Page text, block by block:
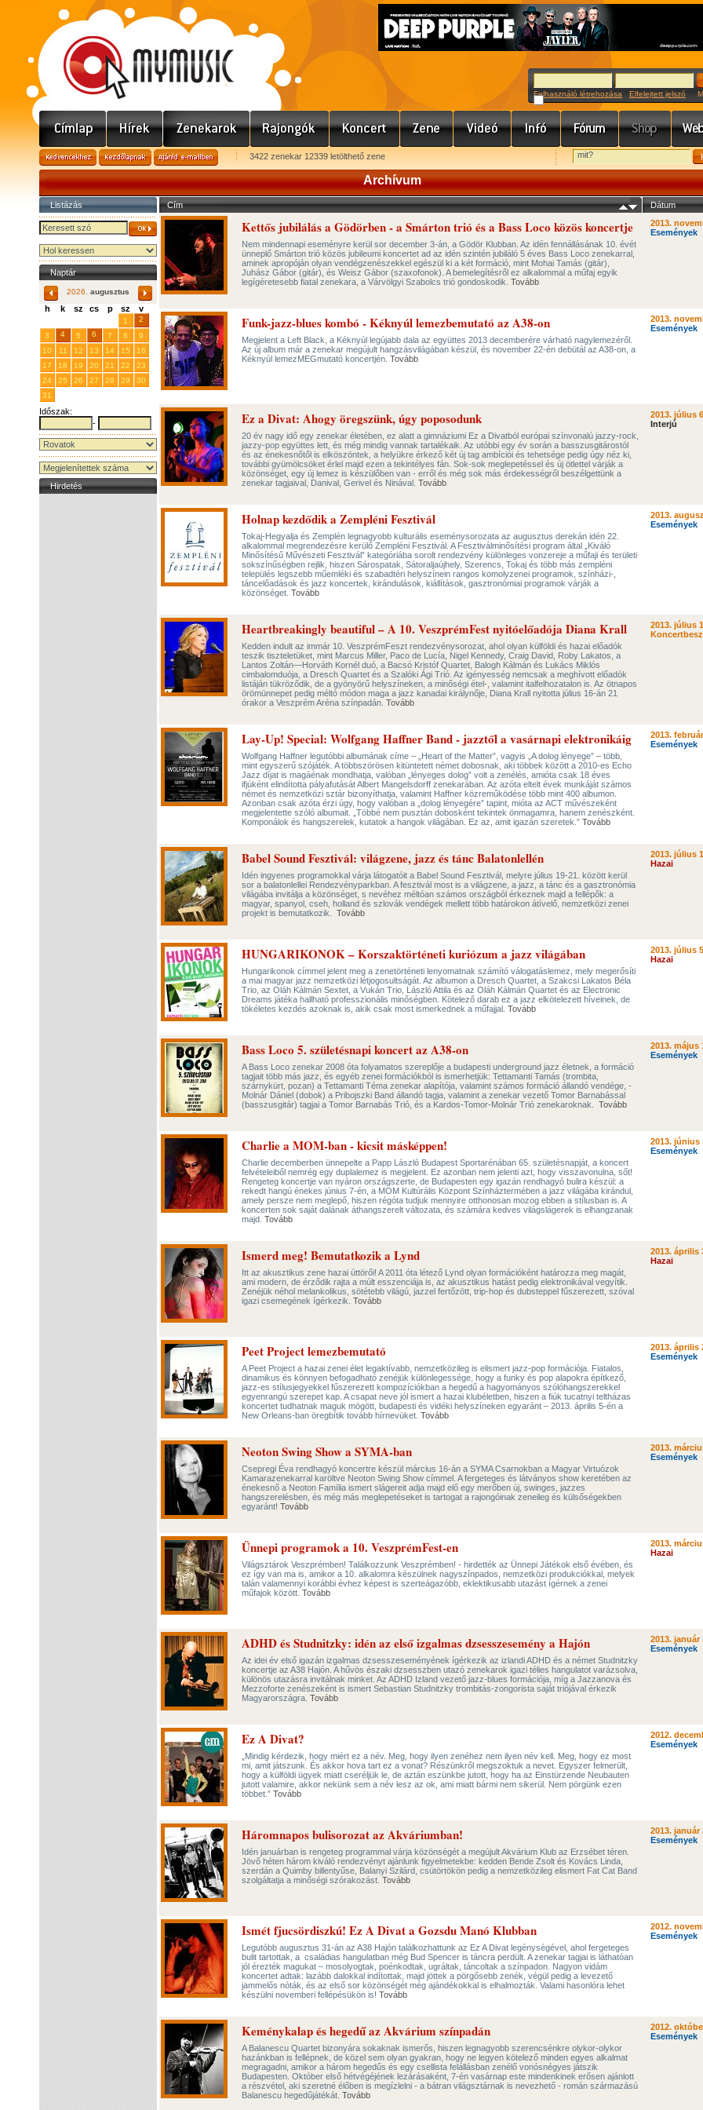
Felhasználó létrehozása Elfelejtett jelszó
3422 zenekar 12339 letölthető zene
Archívum
Listázás
Naptár
2026. augusztus
h k sz cs p sz v
1
2
3
4 5 6 7 8
9
10
11 12 13 14 15
16
17
18 19 20 21 22
23
24
25 26 27 28 29
30
31
Időszak:
-
Hirdetés
Cím Dátum
Kettős jubilálás a Gödörben - a Smárton trió és a Bass Loco közös koncertje
Nem mindennapi eseményre kerül sor december 3-án, a Gödör Klubban. Az idén fennállásának 10. évét
ünneplő Smárton trió közös jubileumi koncertet ad az idén szintén jubiláló 5 éves Bass Loco zenekarral,
aminek apropóján olyan vendégzenészekkel egészül ki a két formáció, mint Mohai Tamás (gitár),
Juhász Gábor (gitár), és Weisz Gábor (szaxofonok). A bemelegítésről ez alkalommal a műfaj egyik
legígéretesebb fiatal zenekara, a Várvölgyi Szabolcs trió gondoskodik. Tovább
2013.
Események
Funk-jazz-blues kombó - Kéknyúl lemezbemutató az A38-on
Megjelent a Left Black, a Kéknyúl legújabb dala az együttes 2013 decemberére várható nagylemezéről.
Az új album már a zenekar megújult hangzásvilágában készül, és november 22-én debütál az A38-on, a
Kéknyúl lemezMEGmutató koncertjén. Tovább
2013.
Események
Ez a Divat: Ahogy öregszünk, úgy poposodunk
20 év nagy idő egy zenekar életében, ez alatt a gimnáziumi Ez a Divatból európai színvonalú jazzy-rock,
jazzy-pop együttes lett, és még mindig vannak tartalékaik. Az utóbbi egy év során a basszusgitárostól
és az énekesnőtől is elköszöntek, a helyükre érkező két új tag ambíciói és tehetsége pedig úgy néz ki,
további gyümölcsöket érlel majd ezen a tekintélyes fán. Sok-sok meglepetéssel és új ötlettel várják a
közönséget, egy új lemez is készülőben van - erről és még sok más érdekességről beszélgettünk a
zenekar tagjaival, Danival, Gerivel és Ninával. Tovább
2013. július
Interjú
Holnap kezdődik a Zempléni Fesztivál
Tokaj-Hegyalja és Zemplén legnagyobb kulturális eseménysorozata az augusztus derekán idén 22.
alkalommal megrendezésre kerülő Zempléni Fesztivál. A Fesztiválminősítési program által „Kiváló
Minősítésű Művészeti Fesztivál” kategóriába sorolt rendezvény különleges vonzereje a műfaji és területi
sokszínűségben rejlik, hiszen Sárospatak, Sátoraljaújhely, Szerencs, Tokaj és több más zempléni
település legszebb műemléki és szabadtéri helyszínein rangos komolyzenei programok, színházi-,
táncelőadások és jazz koncertek, kirándulások, kiállítások, gasztronómiai programok várják a
közönséget. Tovább
2013.
Események
Heartbreakingly beautiful – A 10. VeszprémFest nyitóelőadója Diana Krall
Kedden indult az immár 10. VeszprémFeszt rendezvénysorozat, ahol olyan külföldi és hazai előadók
teszik tiszteletüket, mint Marcus Miller, Paco de Lucía, Nigel Kennedy, Craig David, Roby Lakatos, a
Lantos Zoltán—Horváth Kornél duó, a Bacsó Kristóf Quartet, Balogh Kálmán és Lukács Miklós
cimbalomduója, a Dresch Quartet és a Szalóki Ági Trió. Az igényesség nemcsak a meghívott előadók
listáján tükröződik, de a gyönyörű helyszíneken, a minőségi étel-, valamint italfelhozatalon is. Az ötnapos
örömünnepet pedig méltó módon maga a jazz kanadai királynője, Diana Krall nyitotta július 16-án 21
órakor a Veszprém Aréna színpadán. Tovább
2013. július
Lay-Up! Special: Wolfgang Haffner Band - jazztől a vasárnapi elektronikáig
Wolfgang Haffner legutóbbi albumának címe – „Heart of the Matter”, vagyis „A dolog lényege” – több,
mint egyszerű szójáték. A többszörösen kitüntetett német dobosnak, aki többek között a 2010-es Echo
Jazz díjat is magáénak mondhatja, valóban „lényeges dolog” volt a zenélés, amióta csak 18 éves
ifjúként elindította pályafutását Albert Mangelsdorff zenekarában. Az azóta eltelt évek munkáját számos
német és nemzetközi sztár bizonyíthatja, valamint Haffner közreműködése több mint 400 albumon.
Azonban csak azóta érzi úgy, hogy valóban a „dolog lényegére” tapint, mióta az ACT művészeként
megjelentette szóló albumait. „Többé nem pusztán dobosként tekintek önmagamra, hanem zenészként.
Komponálok és hangszerelek, kutatok a hangok világában. Ez az, amit igazán szeretek.” Tovább
2013.
Események
Babel Sound Fesztivál: világzene, jazz és tánc Balatonlellén
Idén ingyenes programokkal várja látogatóit a Babel Sound Fesztivál, melyre július 19-21. között kerül
sor a balatonlellei Rendezvényparkban. A fesztivál most is a világzene, a jazz, a tánc és a gasztronómia
világába invitálja a közönséget, s nevéhez méltóan számos országból érkeznek majd a fellépők: a
magyar, spanyol, cseh, holland és szlovák vendégek mellett több határokon átívelő, nemzetközi zenei
projekt is bemutatkozik. Tovább
2013. július
Hazai
HUNGARIKONOK – Korszaktörténeti kuriózum a jazz világában
Hungarikonok címmel jelent meg a zenetörténeti lenyomatnak számító válogatáslemez, mely megerősíti
a mai magyar jazz nemzetközi létjogosultságát. Az albumon a Dresch Quartet, a Szakcsi Lakatos Béla
Trio, az Oláh Kálmán Sextet, a Vukán Trio, László Attila és az Oláh Kálmán Quartet és az Electronic
Dreams játéka hallható professzionális minőségben. Kötelező darab ez a jazz elkötelezett híveinek, de
tökéletes kezdés azoknak is, akik csak most ismerkednek a műfajjal. Tovább
2013. július
Hazai
Bass Loco 5. születésnapi koncert az A38-on
A Bass Loco zenekar 2008 óta folyamatos szereplője a budapesti underground jazz életnek, a formáció
tagjait több más jazz, és egyéb zenei formációkból is ismerhetjük: Tettamanti Tamás (trombita,
szárnykürt, pozan) a Tettamanti Téma zenekar alapítója, valamint számos formáció állandó vendége, -
Molnár Dániel (dobok) a Pribojszki Band állandó tagja, valamint a zenekar vezető Tomor Barnabással
(basszusgitár) tagjai a Tomor Barnabás Trió, és a Kardos-Tomor-Molnár Trió zenekaroknak. Tovább
2013. május
Események
Charlie a MOM-ban - kicsit másképpen!
Charlie decemberben ünnepelte a Papp László Budapest Sportarénában 65. születésnapját, a koncert
felvételeiből nemrég egy duplalemez is megjelent. Ez azonban nem jelenti azt, hogy visszavonulna, sőt!
Rengeteg koncertje van nyáron országszerte, de Budapesten egy igazán rendhagyó bulira készül: a
rekedt hangú énekes június 7-én, a MOM Kultúrális Központ Színháztermében a jazz világába kirándul,
amely persze nem meglepő, hiszen régóta tudjuk mennyire otthonosan mozog ebben a stílusban is. A
koncerten sok saját dalának áthangszerelt változata, és számára kedves világslágerek is elhangzanak
majd. Tovább
2013. június
Események
Ismerd meg! Bemutatkozik a Lynd
Itt az akusztikus zene hazai úttörői! A 2011 óta létező Lynd olyan formációként határozza meg magát,
ami modern, de érződik rajta a múlt esszenciája is, az akusztikus hatást pedig elektronikával vegyítik.
Zenéjük néhol melankolikus, sötétebb világú, jazzel fertőzött, trip-hop és dubsteppel fűszerezett, szóval
igazi csemegének ígérkezik. Tovább
2013. április
Hazai
Peet Project lemezbemutató
A Peet Project a hazai zenei élet legaktívabb, nemzetközileg is elismert jazz-pop formációja. Fiatalos,
dinamikus és könnyen befogadható zenéjük különlegessége, hogy a funky és pop alapokra építkező,
jazz-es stílusjegyekkel fűszerezett kompozíciókban a hegedű a hagyományos szólóhangszerekkel
egyenrangú szerepet kap. A csapat neve jól ismert a hazai klubéletben, hiszen a fiúk tucatnyi teltházas
koncertet tudhatnak maguk mögött, budapesti és vidéki helyszíneken egyaránt – 2013. április 5-én a
New Orleans-ban öregbítik tovább hírnevüket. Tovább
2013. április
Események
Neoton Swing Show a SYMA-ban
Csepregi Éva rendhagyó koncertre készül március 16-án a SYMA Csarnokban a Magyar Virtuózok
Kamarazenekarral karöltve Neoton Swing Show címmel. A fergeteges és látványos show keretében az
énekesnő a Neoton Família ismert slágereit adja majd elő egy merőben új, swinges, jazzes
hangszerelésben, és még más meglepetéseket is tartogat a rajongóinak zeneileg és külsőségekben
egyaránt! Tovább
2013.
Események
Ünnepi programok a 10. VeszprémFest-en
Világsztárok Veszprémben! Találkozzunk Veszprémben! - hirdették az Ünnepi Játékok első évében, és
ez így van ma is, amikor a 10. alkalomra készülnek nagyszínpados, nemzetközi produkciókkal, melyek
talán valamennyi korábbi évhez képest is szerteágazóbb, eklektikusabb utazást ígérnek a zenei
műfajok között. Tovább
2013.
Hazai
ADHD és Studnitzky: idén az első izgalmas dzsesszesemény a Hajón
Az idei év első igazán izgalmas dzsesszeseményének ígérkezik az izlandi ADHD és a német Studnitzky
koncertje az A38 Hajón. A hűvös északi dzsesszben utazó zenekarok igazi télies hangulatot varázsolva,
különös utazásra invitálnak minket. Az ADHD Izland vezető jazz-blues formációja, míg a Jazzanova és
Mezzoforte zenészeként is ismert Sebastian Studnitzky trombitás-zongorista saját triójával érkezik
Magyarországra. Tovább
2013. január
Események
Ez A Divat?
„Mindig kérdezik, hogy miért ez a név. Meg, hogy ilyen zenéhez nem ilyen név kell. Meg, hogy ez most
mi, amit játszunk. És akkor hova tart ez a vonat? Részünkről megszoktuk a nevet. Egyszer felmerült,
hogy a külföldi ügyek miatt cseréljük le, de aztán eszünkbe jutott, hogy ha az Einstürzende Neubauten
jutott valamire, akkor nekünk sem a név lesz az ok, ami miatt bármi nem sikerül. Nem pörgünk ezen
többet.” Tovább
2012.
Események
Háromnapos bulisorozat az Akváriumban!
Idén januárban is rengeteg programmal várja közönségét a megújult Akvárium Klub az Erzsébet téren.
Jövő héten három kiváló rendezvényt ajánlunk figyelmetekbe: kedden Bende Zsolt és Kovács Linda,
szerdán a Quimby billentyűse, Balanyi Szilárd, csütörtökön pedig a nemzetközileg elismert Fat Cat Band
szolgáltatja a minőségi szórakozást. Tovább
2013. január
Események
Ismét fjucsördiszkú! Ez A Divat a Gozsdu Manó Klubban
Legutóbb augusztus 31-án az A38 Hajón találkozhattunk az Ez A Divat legénységével, ahol fergeteges
bulit tartottak, a családias hangulatban még Bud Spencer is táncra perdült. A zenekar tagjai is láthatóan
jól érezték magukat – mosolyogtak, poénkodtak, ugráltak, táncoltak a színpadon. Nagyon vidám
koncertet adtak: lazább dalokkal indítottak, majd jöttek a pörgősebb zenék, végül pedig a levezető
jammelős nóták, és az első sor közönségét még ajándékokkal is elhalmozták. Valami hasonlóra lehet
készülni novemberi fellépésükön is! Tovább
2012.
Események
Keménykalap és hegedű az Akvárium színpadán
A Balanescu Quartet bizonyára sokaknak ismerős, hiszen legnagyobb szerencsénkre olykor-olykor
hazánkban is fellépnek, de közel sem olyan gyakran, hogy ne legyen kötelező minden egyes alkalmat
megragadni, amikor a három hegedűs és egy csellista felállásban zenélő vonósnégyes játszik
Budapesten. Október első hétvégéjének lezárásaként, 7-én vasárnap este mindenkinek erősen ajánlott
a részvétel, aki szeretné élőben is megízlelni - a bátran világsztárnak is nevezhető - román származású
Balanescu hegedűjátékát. Tovább
2012.
Események